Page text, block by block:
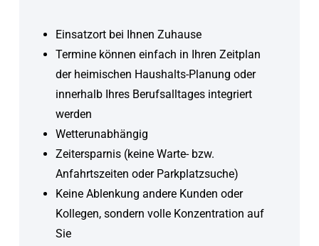
Einsatzort bei Ihnen Zuhause
Termine können einfach in Ihren Zeitplan
der heimischen Haushalts-Planung oder
innerhalb Ihres Berufsalltages integriert
werden
Wetterunabhängig
Zeitersparnis (keine Warte- bzw.
Anfahrtszeiten oder Parkplatzsuche)
Keine Ablenkung andere Kunden oder
Kollegen, sondern volle Konzentration auf
Sie